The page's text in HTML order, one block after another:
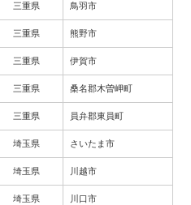
三重県 鳥羽市
三重県 熊野市
三重県 伊賀市
三重県 桑名郡木曽岬町
三重県 員弁郡東員町
埼玉県 さいたま市
埼玉県 川越市
埼玉県 川口市